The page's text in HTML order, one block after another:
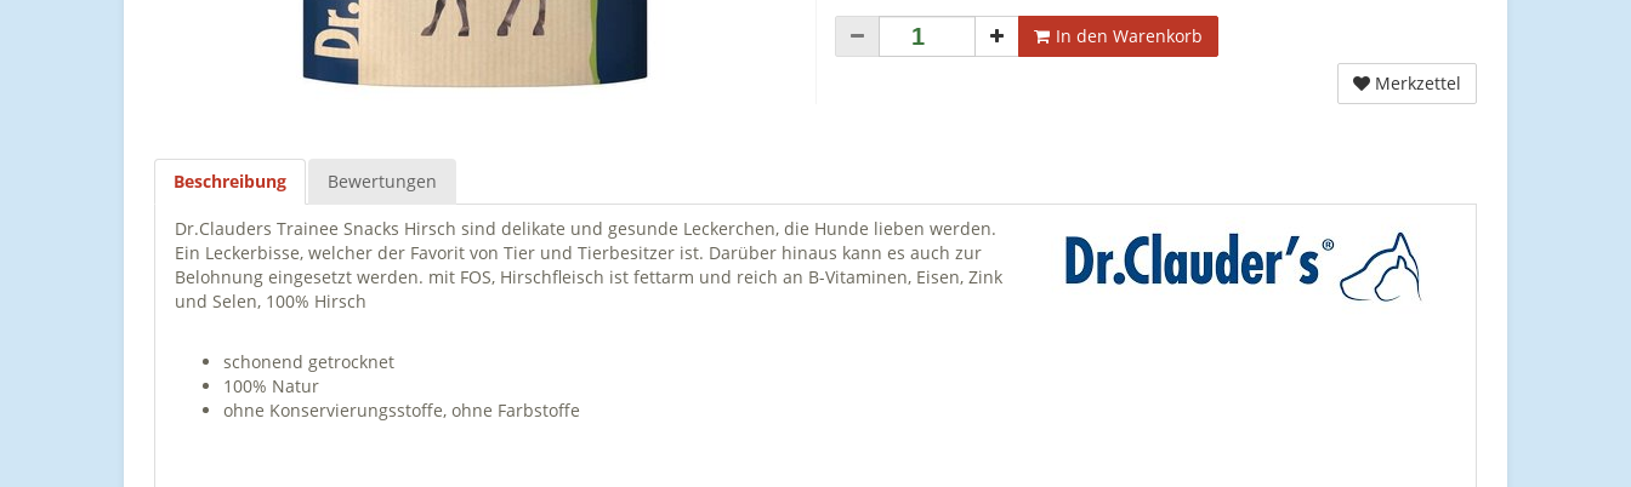
In den Warenkorb
Merkzettel
Beschreibung Bewertungen
Dr.Clauders Trainee Snacks Hirsch sind delikate und gesunde Leckerchen, die Hunde lieben werden.
Ein Leckerbisse, welcher der Favorit von Tier und Tierbesitzer ist. Darüber hinaus kann es auch zur
Belohnung eingesetzt werden. mit FOS, Hirschfleisch ist fettarm und reich an B-Vitaminen, Eisen, Zink
und Selen, 100% Hirsch
schonend getrocknet
100% Natur
ohne Konservierungsstoffe, ohne Farbstoffe